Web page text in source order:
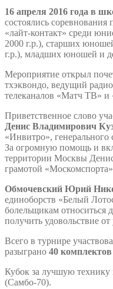
16 апреля 2016 года в
состоялись соревнования
«лайт-контакт» среди
2000 г.р.), старших
г.р.), младших юношей и
Мероприятие открыл
тхэквондо, ведущий
телеканалов «Матч ТВ» и
Приветственное слово
Денис Владимирович
«Инвитро», генерального
За огромную помощь и
территории Москвы
грамотой
Обмочевский Юрий
единоборств «Белый
болельщикам относиться
получить удовольствие
Всего в турнире
разыграно 40
Кубок за лучшую технику
(Самбо-70).